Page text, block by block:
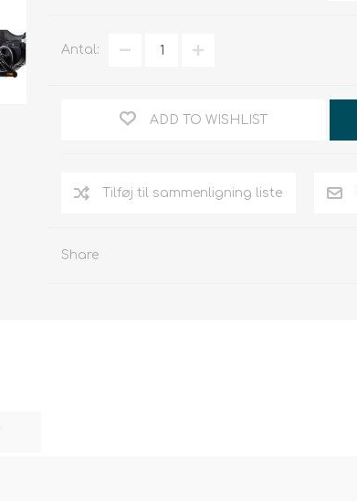
Antal:
ADD TO WISHLIST
Tilføj til sammenligning liste
Share